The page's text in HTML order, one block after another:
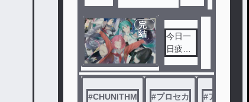
完
結
今日一
日疲れ
#CHUNITHM #プロセカ #アンソロ